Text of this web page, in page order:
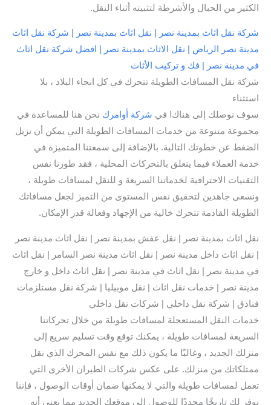
الكثير من الحبال والأشرطة لتثبيته أثناء النقل.
شركة نقل اثاث بمدينة نصر | نقل اثاث بمدينة نصر | شركة نقل اثاث
مدينة نصر الرياض | نقل الاثاث بمدينة نصر | افضل شركة نقل اثاث
في مدينة نصر | فك و تركيب الأثاث
شركة نقل المسافات الطويلة تتحرك في كل انحاء البلاد ، بلا
استثناء
سوف نوصلك إلى هناك! في شركة أوامرك نحن هنا للمساعدة في
مجموعة متنوعة من خدمات المسافات الطويلة التي يمكن أن تزيل
الضغط عن خطوتك التالية. بالإضافة إلى سمعتنا المتميزة في
خدمة العملاء فيما يتعلق بالتحركات المحلية ، فقد طورنا نفس
التقنيات الاحترافية لخدماتنا السريعة و للنقل لمسافات طويلة ،
ونسعى جاهدين لتحقيق نفس المستوى من التميز لجعل مسافاتك
الطويلة القادمة تتحرك خالية من الإجهاد وفعالة قدر الإمكان.
نقل اثاث بمدينة نصر | نقل عفش بمدينة نصر | نقل اثاث مدينة نصر
| نقل اثاث داخل مدينة نصر | نقل اثاث مدينة نصر السامر | نقل اثاث
في مدينة نصر | نقل اثاث في مدينة نصر | نقل اثاث داخل و خارج
مدينة نصر | خدمات نقل اثاث | نقل موبيليا | شركة نقل مستلزمات
فنادق | شركة نقل داخلي | شركات نقل داخلي
خدمات النقل المستعجلة لمسافات طويلة من خلال تحركاتنا
السريعة لمسافات طويلة ، يمكنك توقع وقت تسليم سريع إلى
منزلك الجديد ، وغالبًا ما يكون ذلك مع نفس المحرك الذي نقل
ممتلكاتك من منزلك. على عكس شركات الطيران الأخرى التي
تعمل لمسافات طويلة والتي لا يمكنها ضمان أوقات الوصول ، فإننا
نوفر لك تاريخًا محددًا للوصول إلى موقعك الجديد مما يعني أنه